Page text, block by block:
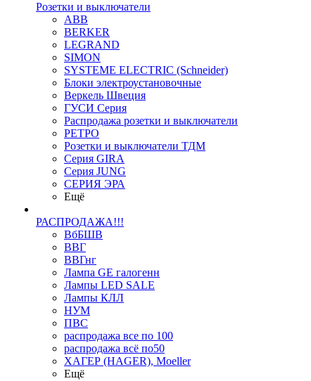
Розетки и выключатели
ABB
BERKER
LEGRAND
SIMON
SYSTEME ELECTRIC (Schneider)
Блоки электроустановочные
Веркель Швеция
ГУСИ Серия
Распродажа розетки и выключатели
РЕТРО
Розетки и выключатели ТДМ
Серия GIRA
Серия JUNG
СЕРИЯ ЭРА
Ещё
РАСПРОДАЖА!!!
ВбБШВ
ВВГ
ВВГнг
Лампа GE галогенн
Лампы LED SALE
Лампы КЛЛ
НУМ
ПВС
распродажа все по 100
распродажа всё по50
ХАГЕР (HAGER), Moeller
Ещё